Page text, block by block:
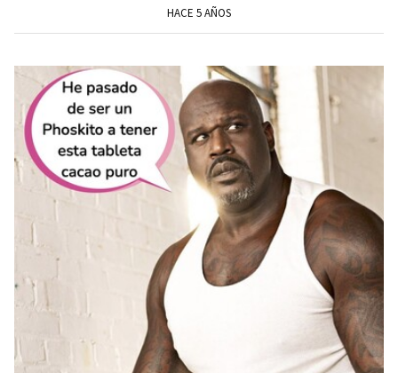
HACE 5 AÑOS